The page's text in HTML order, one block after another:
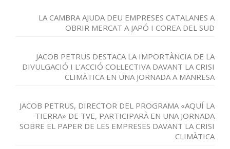
LA CAMBRA AJUDA DEU EMPRESES CATALANES A
OBRIR MERCAT A JAPÓ I COREA DEL SUD
JACOB PETRUS DESTACA LA IMPORTÀNCIA DE LA
DIVULGACIÓ I L’ACCIÓ COL·LECTIVA DAVANT LA CRISI
CLIMÀTICA EN UNA JORNADA A MANRESA
JACOB PETRUS, DIRECTOR DEL PROGRAMA «AQUÍ LA
TIERRA» DE TVE, PARTICIPARÀ EN UNA JORNADA
SOBRE EL PAPER DE LES EMPRESES DAVANT LA CRISI
CLIMÀTICA